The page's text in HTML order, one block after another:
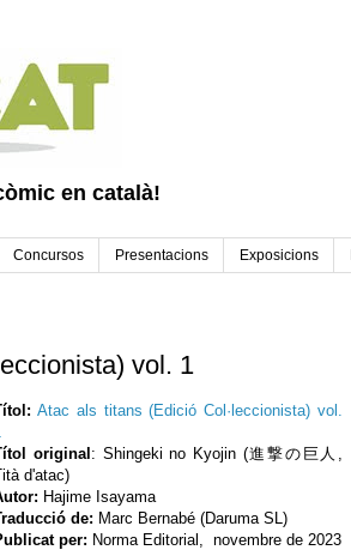
en català!
Concursos Presentacions Exposicions
vol. 1
Atac als titans (Edició Col·leccionista) vol.
original : Shingeki no Kyojin (進撃の巨人,
d'atac)
Hajime Isayama
de: Marc Bernabé (Daruma SL)
per: Norma Editorial, novembre de 2023